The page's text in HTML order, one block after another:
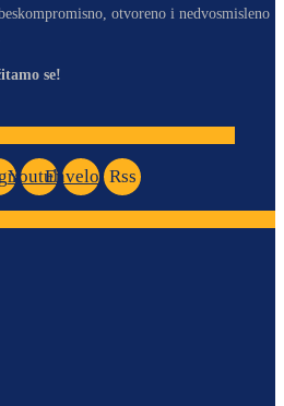
otvoreno i nedvosmisleno
se!
YoutubeEnvelopeRss